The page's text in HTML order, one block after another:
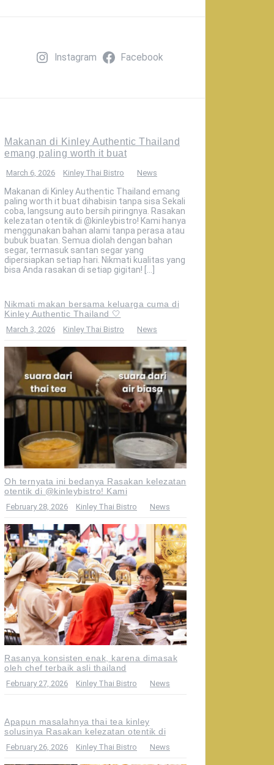
Instagram Facebook
Makanan di Kinley Authentic Thailand
emang paling worth it buat
March 6, 2026 Kinley Thai Bistro News
Makanan di Kinley Authentic Thailand emang
paling worth it buat dihabisin tanpa sisa Sekali
coba, langsung auto bersih piringnya. Rasakan
kelezatan otentik di @kinleybistro! Kami hanya
menggunakan bahan alami tanpa perasa atau
bubuk buatan. Semua diolah dengan bahan
segar, termasuk santan segar yang
dipersiapkan setiap hari. Nikmati kualitas yang
bisa Anda rasakan di setiap gigitan! […]
Nikmati makan bersama keluarga cuma di
Kinley Authentic Thailand 🤍
March 3, 2026 Kinley Thai Bistro News
Oh ternyata ini bedanya Rasakan kelezatan
otentik di @kinleybistro! Kami
February 28, 2026 Kinley Thai Bistro News
Rasanya konsisten enak, karena dimasak
oleh chef terbaik asli thailand
February 27, 2026 Kinley Thai Bistro News
Apapun masalahnya thai tea kinley
solusinya Rasakan kelezatan otentik di
February 26, 2026 Kinley Thai Bistro News